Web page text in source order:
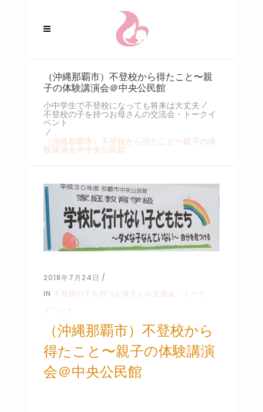
（沖縄那覇市）不登校から得たこと〜親
子の体験講演会＠中央公民館
小中学生で不登校になっても将来は大丈夫 /
不登校の子を持つお母さんの交流会・トークイ
ベント
/
（沖縄那覇市）不登校から得たこと〜親子の体
験講演会＠中央公民館
2018年7月24日
IN 不登校の子を持つお母さんの交流会・トーク
イベント
（沖縄那覇市）不登校から
得たこと〜親子の体験講演
会＠中央公民館